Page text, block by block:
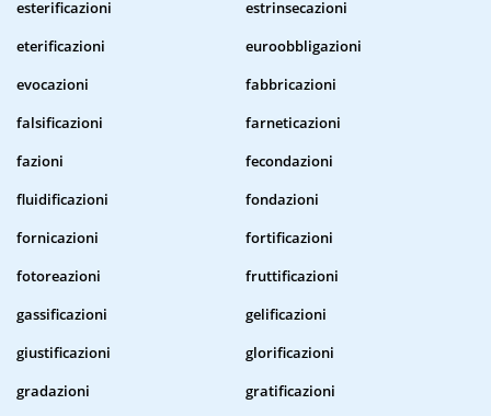
esterificazioni
estrinsecazioni
eterificazioni
euroobbligazioni
evocazioni
fabbricazioni
falsificazioni
farneticazioni
fazioni
fecondazioni
fluidificazioni
fondazioni
fornicazioni
fortificazioni
fotoreazioni
fruttificazioni
gassificazioni
gelificazioni
giustificazioni
glorificazioni
gradazioni
gratificazioni